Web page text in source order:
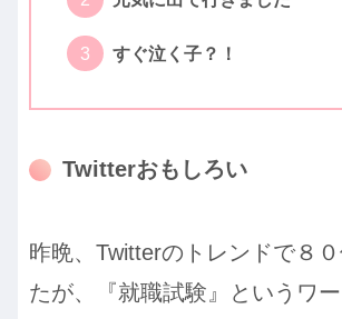
すぐ泣く子？！
Twitterおもしろい
昨晩、Twitterのトレンドで８
たが、『就職試験』というワ